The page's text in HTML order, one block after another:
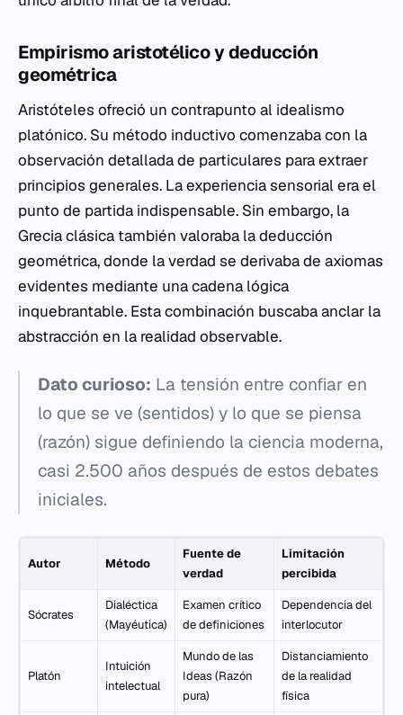
Empirismo aristotélico y deducción
geométrica
Aristóteles ofreció un contrapunto al idealismo
platónico. Su método inductivo comenzaba con la
observación detallada de particulares para extraer
principios generales. La experiencia sensorial era el
punto de partida indispensable. Sin embargo, la
Grecia clásica también valoraba la deducción
geométrica, donde la verdad se derivaba de axiomas
evidentes mediante una cadena lógica
inquebrantable. Esta combinación buscaba anclar la
abstracción en la realidad observable.
Dato curioso: La tensión entre confiar en
lo que se ve (sentidos) y lo que se piensa
(razón) sigue definiendo la ciencia moderna,
casi 2.500 años después de estos debates
iniciales.
Autor Método
Fuente de
verdad
Limitación
percibida
Sócrates
Dialéctica
(Mayéutica)
Examen crítico
de definiciones
Dependencia del
interlocutor
Platón
Intuición
intelectual
Mundo de las
Ideas (Razón
pura)
Distanciamiento
de la realidad
física